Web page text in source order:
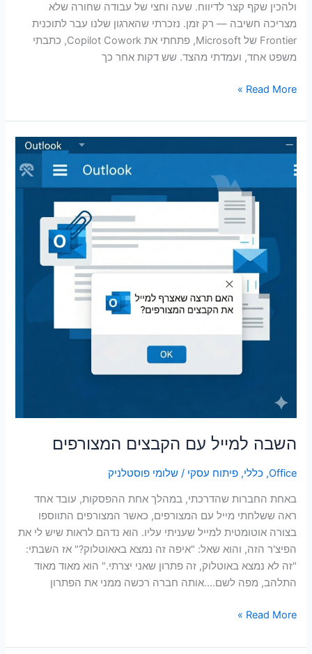
ולהכין שקף קצר לדיווח. שעה וחצי של עבודה שחורה שלא
מצריכה חשיבה — רק זמן. נזכרתי שהארגון שלנו עבר לתוכנית
Frontier של Microsoft, פתחתי את Copilot Cowork, כתבתי
משפט אחד, ועמדתי מהצד. שש דקות אחר כך
Read More »
השבה למייל עם הקבצים המצורפים
Office
, כללי,פיתוח עסקי /שלומי פוסטלניק
באחת החברות שהדרכתי, במהלך אחת ההפסקות, עובד אחד
ראה ששלחתי מייל עם המצורפים, כאשר המצורפים התווספו
בצורה אוטומטית למייל שעניתי עליו. הוא נדהם לראות שיש לי את
הפיצ'ר הזה, והוא שאל: "איפה זה נמצא באאוטלוק?" אז השבתי:
"זה לא נמצא באוטלוק, זה פתרון שאני יצרתי." הוא מאוד מאוד
התלהב, מפה לשם….אותה חברה רכשה ממני את הפתרון
השבה
למייל
עם
Read More »